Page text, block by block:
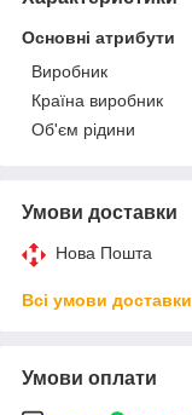
Основні атрибути
Виробник
Країна виробник
Об'єм рідини
Умови доставки
Нова Пошта
Всі умови доставки
Умови оплати